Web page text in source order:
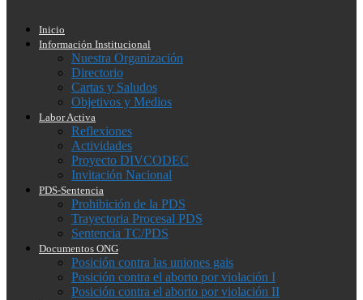
Inicio
Información Institucional
Nuestra Organización
Directorio
Cartas y Saludos
Objetivos y Medios
Labor Activa
Reflexiones
Actividades
Proyecto DIVCODEC
Invitación Nacional
PDS-Sentencia
Prohibición de la PDS
Trayectoria Procesal PDS
Sentencia TC/PDS
Documentos ONG
Posición contra las uniones gais
Posición contra el aborto por violación I
Posición contra el aborto por violación II